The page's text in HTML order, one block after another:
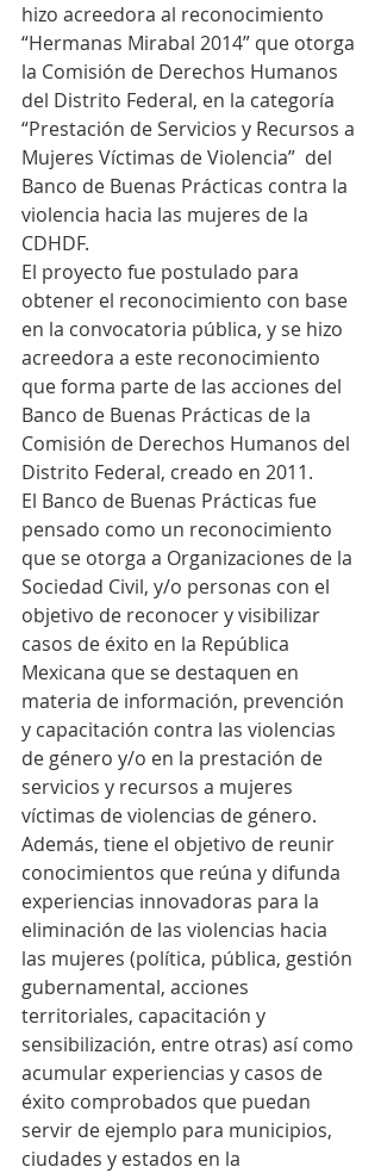
hizo acreedora al reconocimiento
“Hermanas Mirabal 2014” que otorga
la Comisión de Derechos Humanos
del Distrito Federal, en la categoría
“Prestación de Servicios y Recursos a
Mujeres Víctimas de Violencia”  del
Banco de Buenas Prácticas contra la
violencia hacia las mujeres de la
CDHDF.
El proyecto fue postulado para
obtener el reconocimiento con base
en la convocatoria pública, y se hizo
acreedora a este reconocimiento
que forma parte de las acciones del
Banco de Buenas Prácticas de la
Comisión de Derechos Humanos del
Distrito Federal, creado en 2011.
El Banco de Buenas Prácticas fue
pensado como un reconocimiento
que se otorga a Organizaciones de la
Sociedad Civil, y/o personas con el
objetivo de reconocer y visibilizar
casos de éxito en la República
Mexicana que se destaquen en
materia de información, prevención
y capacitación contra las violencias
de género y/o en la prestación de
servicios y recursos a mujeres
víctimas de violencias de género.
Además, tiene el objetivo de reunir
conocimientos que reúna y difunda
experiencias innovadoras para la
eliminación de las violencias hacia
las mujeres (política, pública, gestión
gubernamental, acciones
territoriales, capacitación y
sensibilización, entre otras) así como
acumular experiencias y casos de
éxito comprobados que puedan
servir de ejemplo para municipios,
ciudades y estados en la